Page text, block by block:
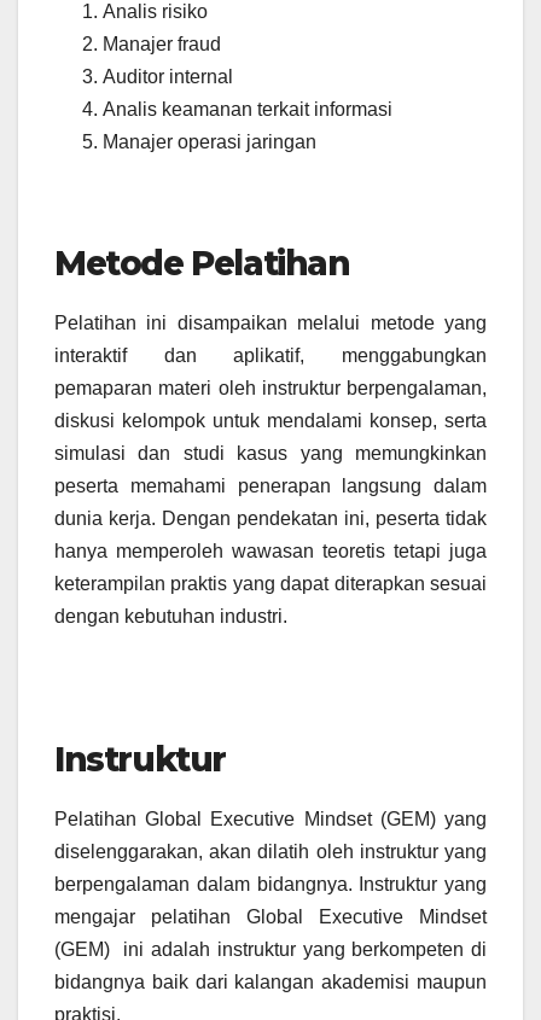
Analis risiko
Manajer fraud
Auditor internal
Analis keamanan terkait informasi
Manajer operasi jaringan
Metode Pelatihan
Pelatihan ini disampaikan melalui metode yang
interaktif dan aplikatif, menggabungkan
pemaparan materi oleh instruktur berpengalaman,
diskusi kelompok untuk mendalami konsep, serta
simulasi dan studi kasus yang memungkinkan
peserta memahami penerapan langsung dalam
dunia kerja. Dengan pendekatan ini, peserta tidak
hanya memperoleh wawasan teoretis tetapi juga
keterampilan praktis yang dapat diterapkan sesuai
dengan kebutuhan industri.
Instruktur
Pelatihan Global Executive Mindset (GEM) yang
diselenggarakan, akan dilatih oleh instruktur yang
berpengalaman dalam bidangnya.
Instruktur yang
mengajar pelatihan Global Executive Mindset
(GEM) ini adalah instruktur yang berkompeten di
bidangnya baik dari kalangan akademisi maupun
praktisi.